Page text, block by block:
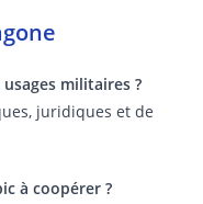
militaires ?
juridiques et de
à coopérer ?